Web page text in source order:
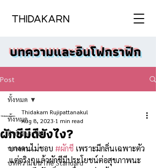
บทความและอินโฟกราฟิก
Post
ทั้งหมด
อินโฟกราฟิก
บทความ
บทความบน The Standard
ทั้งหมด
ผักชีมีดียังไง?
Thidakarn Rujipattanakul
Aug 8, 2023 1 min read
บางคนไม่ชอบ #ผักชี เพราะมีกลิ่นเฉพาะตัว
แต่จริงๆแล้วผักชีมีประโยชน์ต่อสุขภาพนะ